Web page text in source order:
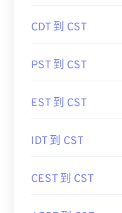
CDT 到 CST
PST 到 CST
EST 到 CST
IDT 到 CST
CEST 到 CST